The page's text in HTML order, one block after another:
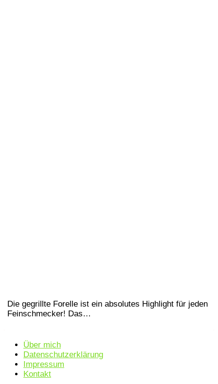
Die gegrillte Forelle ist ein absolutes Highlight für jeden
Feinschmecker! Das…
Über mich
Datenschutzerklärung
Impressum
Kontakt